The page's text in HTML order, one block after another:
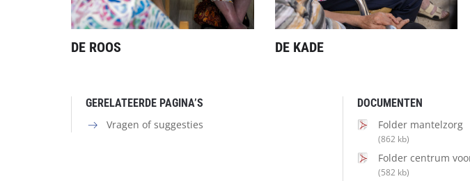
DE ROOS DE KADE
GERELATEERDE PAGINA’S
Vragen of suggesties
DOCUMENTEN
Folder mantelzorg
(862 kb)
Folder centrum
(582 kb)